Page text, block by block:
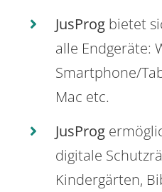
JusProg bietet
alle Endgeräte:
Smartphone/
Mac etc.
JusProg
digitale
Kindergärten,